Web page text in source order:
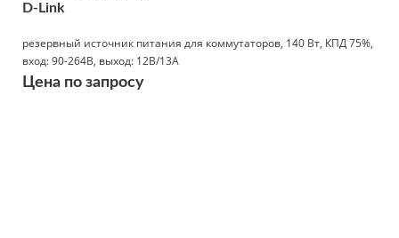
D-Link
резервный источник питания для коммутаторов, 140 Вт, КПД 75%,
вход: 90-264В, выход: 12В/13А
Цена по запросу